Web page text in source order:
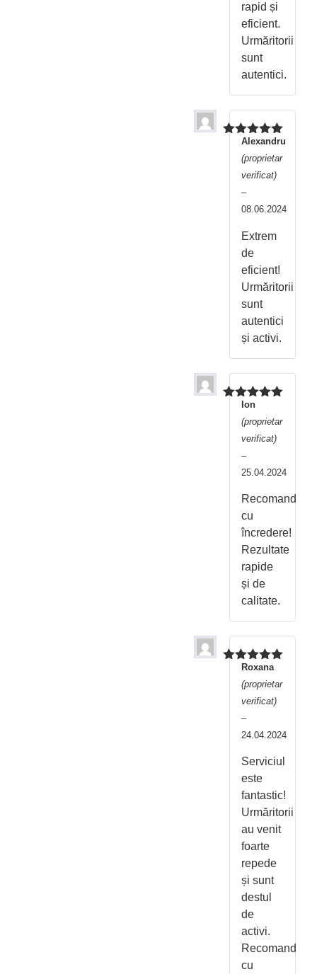
rapid și
eficient.
Urmăritorii
sunt
autentici.
Evaluat la5
din 5
Alexandru
(proprietar
verificat)
–
08.06.2024
Extrem
de
eficient!
Urmăritorii
sunt
autentici
și activi.
Evaluat la
din 5
Ion
(proprietar
verificat)
–
25.04.2024
Recomand
cu
încredere!
Rezultate
rapide
și de
calitate.
Evaluat la
din 5
Roxana
(proprietar
verificat)
–
24.04.2024
Serviciul
este
fantastic!
Urmăritorii
au venit
foarte
repede
și sunt
destul
de
activi.
Recomand
cu